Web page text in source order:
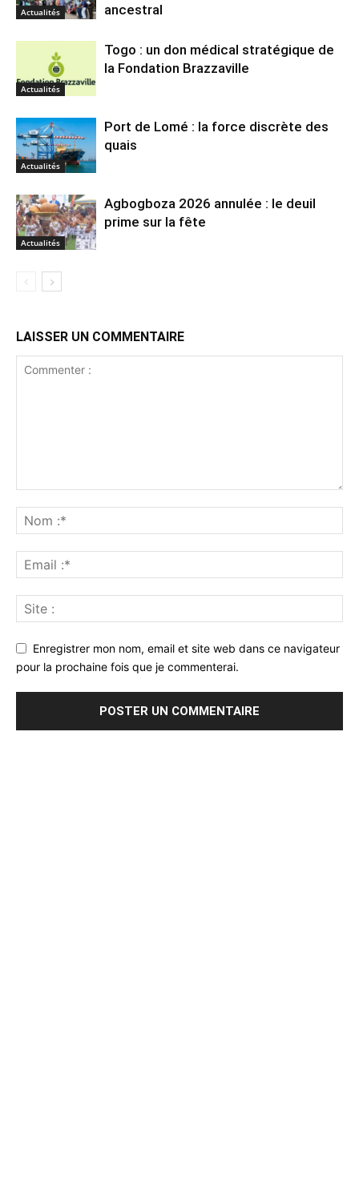
Actualités
ancestral
Actualités
Togo : un don médical stratégique de
la Fondation Brazzaville
Actualités
Port de Lomé : la force discrète des
quais
Actualités
Agbogboza 2026 annulée : le deuil
prime sur la fête
LAISSER UN COMMENTAIRE
Enregistrer mon nom, email et site web dans ce navigateur
pour la prochaine fois que je commenterai.